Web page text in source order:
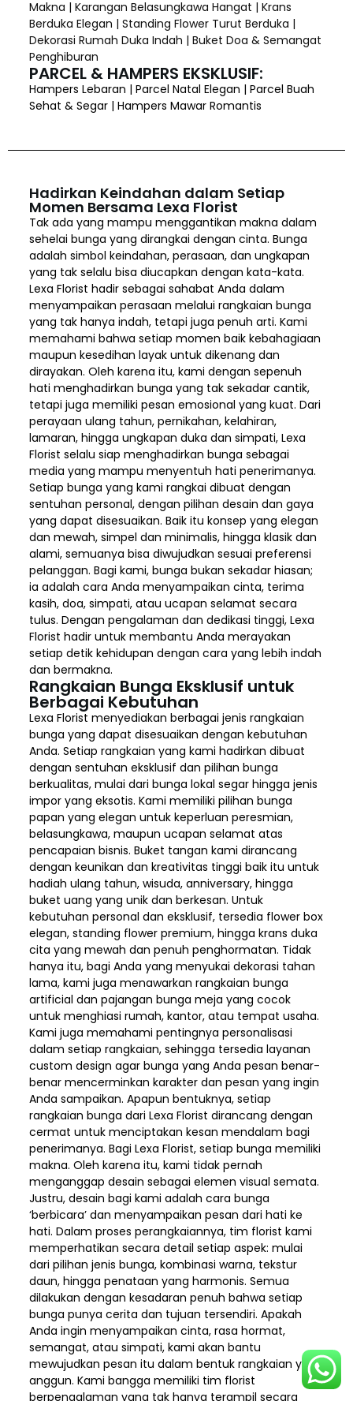
Makna | Karangan Belasungkawa Hangat | Krans
Berduka Elegan | Standing Flower Turut Berduka |
Dekorasi Rumah Duka Indah | Buket Doa & Semangat
Penghiburan
PARCEL & HAMPERS EKSKLUSIF:
Hampers Lebaran | Parcel Natal Elegan | Parcel Buah
Sehat & Segar | Hampers Mawar Romantis
Hadirkan Keindahan dalam Setiap
Momen Bersama Lexa Florist
Tak ada yang mampu menggantikan makna dalam
sehelai bunga yang dirangkai dengan cinta. Bunga
adalah simbol keindahan, perasaan, dan ungkapan
yang tak selalu bisa diucapkan dengan kata-kata.
Lexa Florist hadir sebagai sahabat Anda dalam
menyampaikan perasaan melalui rangkaian bunga
yang tak hanya indah, tetapi juga penuh arti. Kami
memahami bahwa setiap momen baik kebahagiaan
maupun kesedihan layak untuk dikenang dan
dirayakan. Oleh karena itu, kami dengan sepenuh
hati menghadirkan bunga yang tak sekadar cantik,
tetapi juga memiliki pesan emosional yang kuat. Dari
perayaan ulang tahun, pernikahan, kelahiran,
lamaran, hingga ungkapan duka dan simpati, Lexa
Florist selalu siap menghadirkan bunga sebagai
media yang mampu menyentuh hati penerimanya.
Setiap bunga yang kami rangkai dibuat dengan
sentuhan personal, dengan pilihan desain dan gaya
yang dapat disesuaikan. Baik itu konsep yang elegan
dan mewah, simpel dan minimalis, hingga klasik dan
alami, semuanya bisa diwujudkan sesuai preferensi
pelanggan. Bagi kami, bunga bukan sekadar hiasan;
ia adalah cara Anda menyampaikan cinta, terima
kasih, doa, simpati, atau ucapan selamat secara
tulus. Dengan pengalaman dan dedikasi tinggi, Lexa
Florist hadir untuk membantu Anda merayakan
setiap detik kehidupan dengan cara yang lebih indah
dan bermakna.
Rangkaian Bunga Eksklusif untuk
Berbagai Kebutuhan
Lexa Florist menyediakan berbagai jenis rangkaian
bunga yang dapat disesuaikan dengan kebutuhan
Anda. Setiap rangkaian yang kami hadirkan dibuat
dengan sentuhan eksklusif dan pilihan bunga
berkualitas, mulai dari bunga lokal segar hingga jenis
impor yang eksotis. Kami memiliki pilihan bunga
papan yang elegan untuk keperluan peresmian,
belasungkawa, maupun ucapan selamat atas
pencapaian bisnis. Buket tangan kami dirancang
dengan keunikan dan kreativitas tinggi baik itu untuk
hadiah ulang tahun, wisuda, anniversary, hingga
buket uang yang unik dan berkesan. Untuk
kebutuhan personal dan eksklusif, tersedia flower box
elegan, standing flower premium, hingga krans duka
cita yang mewah dan penuh penghormatan. Tidak
hanya itu, bagi Anda yang menyukai dekorasi tahan
lama, kami juga menawarkan rangkaian bunga
artificial dan pajangan bunga meja yang cocok
untuk menghiasi rumah, kantor, atau tempat usaha.
Kami juga memahami pentingnya personalisasi
dalam setiap rangkaian, sehingga tersedia layanan
custom design agar bunga yang Anda pesan benar-
benar mencerminkan karakter dan pesan yang ingin
Anda sampaikan. Apapun bentuknya, setiap
rangkaian bunga dari Lexa Florist dirancang dengan
cermat untuk menciptakan kesan mendalam bagi
penerimanya. Bagi Lexa Florist, setiap bunga memiliki
makna. Oleh karena itu, kami tidak pernah
menganggap desain sebagai elemen visual semata.
Justru, desain bagi kami adalah cara bunga
‘berbicara’ dan menyampaikan pesan dari hati ke
hati. Dalam proses perangkaiannya, tim florist kami
memperhatikan secara detail setiap aspek: mulai
dari pilihan jenis bunga, kombinasi warna, tekstur
daun, hingga penataan yang harmonis. Semua
dilakukan dengan kesadaran penuh bahwa setiap
bunga punya cerita dan tujuan tersendiri. Apakah
Anda ingin menyampaikan cinta, rasa hormat,
semangat, atau simpati, kami akan bantu
mewujudkan pesan itu dalam bentuk rangkaian yang
anggun. Kami bangga memiliki tim florist
berpengalaman yang tak hanya terampil secara